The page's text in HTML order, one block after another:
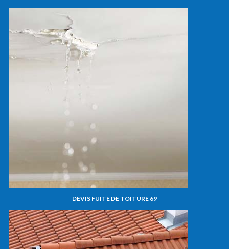
DEVIS FUITE DE TOITURE 69